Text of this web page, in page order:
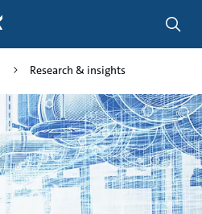
Research & insights